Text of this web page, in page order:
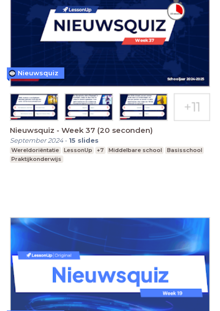
Nieuwsquiz - Week 37 (20 seconden)
September 2024- 15 slides
Wereldoriëntatie LessonUp +7 Middelbare school
Basisschool
Praktijkonderwijs
Nieuwsquiz